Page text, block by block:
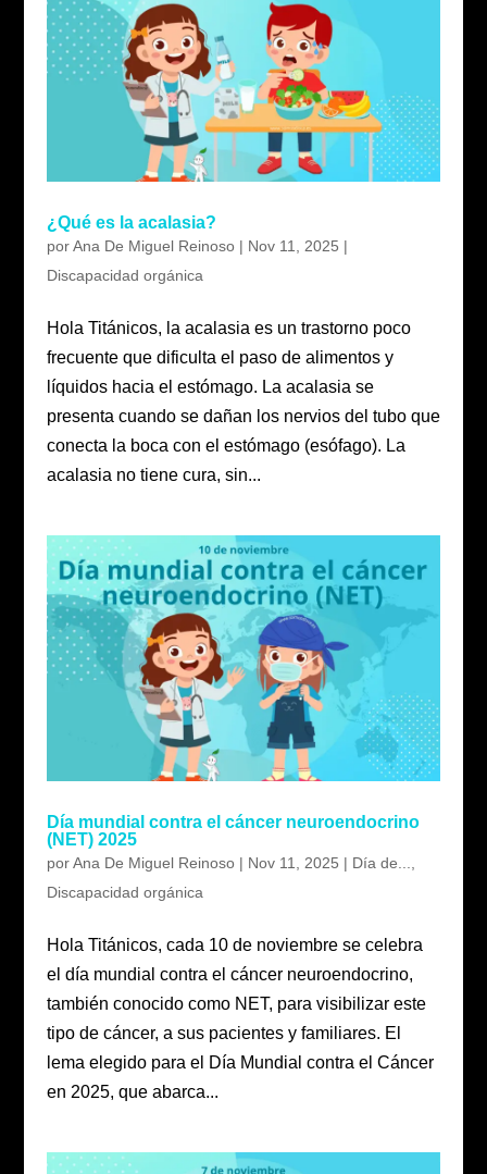
¿Qué es la acalasia?
porAna De Miguel Reinoso| Nov 11, 2025 |
Discapacidad orgánica
Hola Titánicos, la acalasia es un trastorno poco
frecuente que dificulta el paso de alimentos y
líquidos hacia el estómago. La acalasia se
presenta cuando se dañan los nervios del tubo que
conecta la boca con el estómago (esófago). La
acalasia no tiene cura, sin...
Día mundial contra el cáncer neuroendocrino
(NET) 2025
porAna De Miguel Reinoso| Nov 11, 2025 | Día de...,
Discapacidad orgánica
Hola Titánicos, cada 10 de noviembre se celebra
el día mundial contra el cáncer neuroendocrino,
también conocido como NET, para visibilizar este
tipo de cáncer, a sus pacientes y familiares. El
lema elegido para el Día Mundial contra el Cáncer
en 2025, que abarca...